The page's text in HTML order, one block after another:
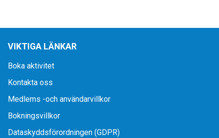
VIKTIGA LÄNKAR
Boka aktivitet
Kontakta oss
Medlems -och användarvillkor
Bokningsvillkor
Dataskyddsförordningen (GDPR)